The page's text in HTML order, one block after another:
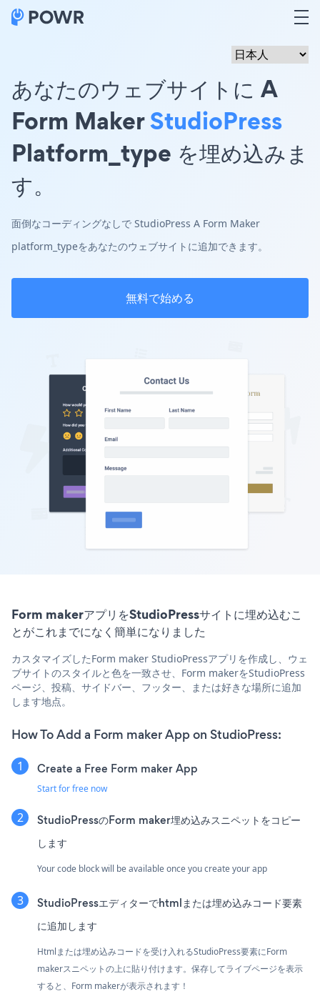
あなたのウェブサイトに A
Form MakerStudioPress
Platform_type を埋め込みま
す。
面倒なコーディングなしで StudioPress A Form Maker
platform_typeをあなたのウェブサイトに追加できます。
無料で始める
Form makerアプリをStudioPressサイトに埋め込むこ
とがこれまでになく簡単になりました
カスタマイズしたForm maker StudioPressアプリを作成し、ウェ
ブサイトのスタイルと色を一致させ、Form makerをStudioPress
ページ、投稿、サイドバー、フッター、または好きな場所に追加
します地点。
How To Add a Form maker App on StudioPress:
Create a Free Form maker App
Start for free now
StudioPressのForm maker埋め込みスニペットをコピー
します
Your code block will be available once you create your app
StudioPressエディターでhtmlまたは埋め込みコード要素
に追加します
Htmlまたは埋め込みコードを受け入れるStudioPress要素にForm
makerスニペットの上に貼り付けます。保存してライブページを表示
すると、Form makerが表示されます！